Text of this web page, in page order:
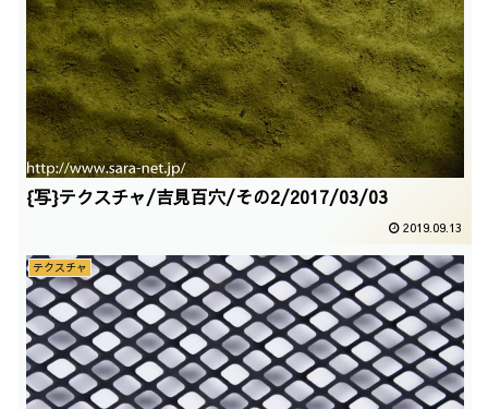
{写}テクスチャ/吉見百穴/その2/2017/03/03
2019.09.13
テクスチャ